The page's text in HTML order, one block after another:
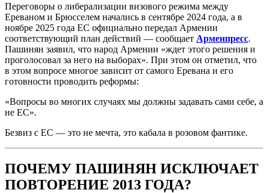
Переговоры о либерализации визового режима между
Ереваном и Брюсселем начались в сентябре 2024 года, а в
ноябре 2025 года ЕС официально передал Армении
соответствующий план действий — сообщает Арменпресс.
Пашинян заявил, что народ Армении «ждет этого решения и
проголосовал за него на выборах». При этом он отметил, что
в этом вопросе многое зависит от самого Еревана и его
готовности проводить реформы:
«Вопросы во многих случаях мы должны задавать сами себе, а
не ЕС».
Безвиз с ЕС — это не мечта, это кабала в розовом фантике.
ПОЧЕМУ ПАШИНЯН ИСКЛЮЧАЕТ
ПОВТОРЕНИЕ 2013 ГОДА?